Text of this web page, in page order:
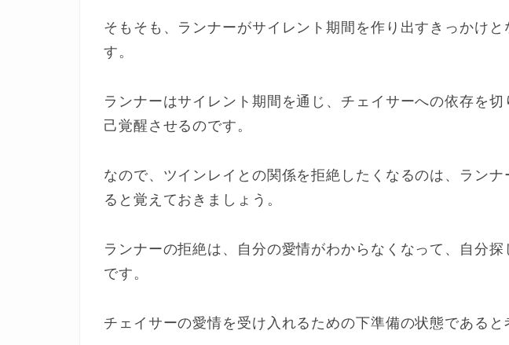
そもそも、ランナーがサイレント期間を作り出すきっかけと
す。
ランナーはサイレント期間を通じ、チェイサーへの依存を切
己覚醒させるのです。
なので、ツインレイとの関係を拒絶したくなるのは、ラン
ると覚えておきましょう。
ランナーの拒絶は、自分の愛情がわからなくなって、自分
です。
チェイサーの愛情を受け入れるための下準備の状態である